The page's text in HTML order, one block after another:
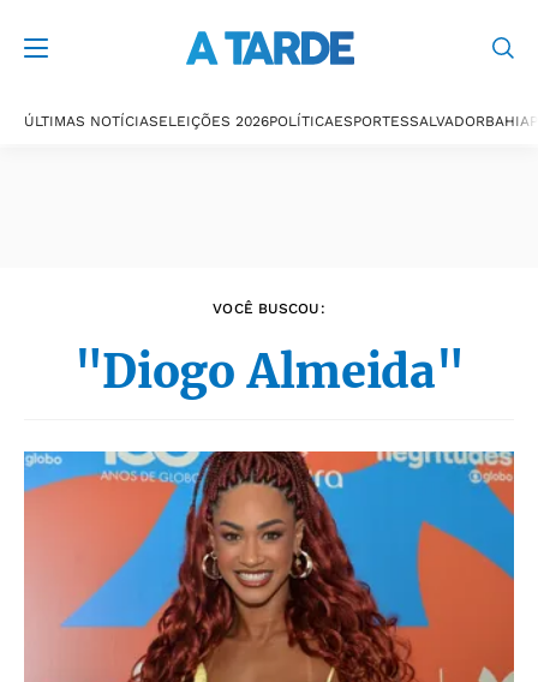
ÚLTIMAS NOTÍCIASELEIÇÕES 2026POLÍTICAESPORTESSALVADORBAHIA
VOCÊ BUSCOU:
"Diogo Almeida"